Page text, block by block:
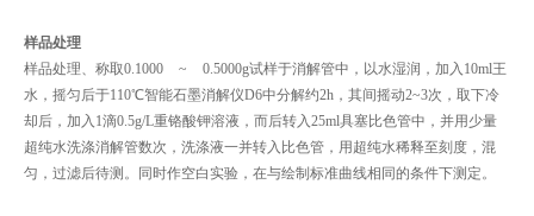
样品处理
样品处理、称取0.1000 ~ 0.5000g试样于消解管中，以水湿润，加入10ml王
水，摇匀后于110℃智能石墨消解仪D6中分解约2h，其间摇动2~3次，取下冷
却后，加入1滴0.5g/L重铬酸钾溶液，而后转入25ml具塞比色管中，并用少量
超纯水洗涤消解管数次，洗涤液一并转入比色管，用超纯水稀释至刻度，混
匀，过滤后待测。同时作空白实验，在与绘制标准曲线相同的条件下测定。